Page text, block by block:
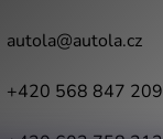
autola@autola.cz
+420 568 847 209